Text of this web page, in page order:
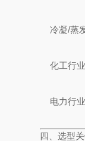
冷凝/蒸
化工行
电力行
四、选型